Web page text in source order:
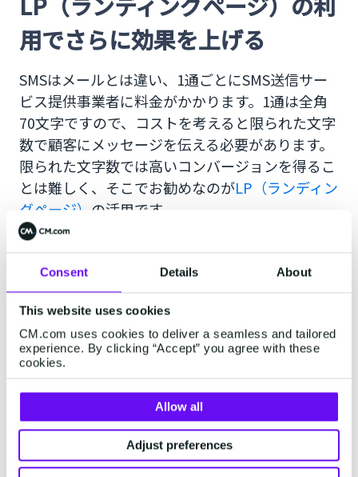
Consent Details About
This website uses cookies
CM.com uses cookies to deliver a seamless and tailored
experience. By clicking “Accept” you agree with these
cookies.
Allow all
Adjust preferences
用でさらに効果を上げる
SMSはメールとは違い、1通ごとにSMS送信サー
ビス提供事業者に料金がかかります。1通は全角
70文字ですので、コストを考えると限られた文字
数で顧客にメッセージを伝える必要があります。
限られた文字数では高いコンバージョンを得るこ
とは難しく、そこでお勧めなのがLP（ランディン
グページ） の活用です。
LPのURLを短縮し、SMSの本文に挿入
は簡単なメッセージを記入し、詳しい情報は挿入
したURLのリンク先に表示させる方法です。
自動車という高級商材ではイメージが非常に重要
なコンバージョンポイントになりますので、自動
車業界ではよく活用されている方法となっていま
す。
CM.comのLP作成ツールなら簡単で
早くプロ並みのLPが作れる